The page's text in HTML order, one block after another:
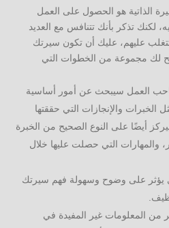
الذاتية هو الحصول على العمل
لكنك تذكر بأنك تتنافس مع العديد
عليهم، عليك أن تكون سيرتك
لك مجموعة من الخطوات التي
العمل سيبحث عن أمور أساسية
الخبرات والإنجازات التي حققتها
أيضًا على النوع الصحيح من الخبرة
والمهارات التي حصلت عليها خلال
يؤثر على وضوح وسهولة فهم سيرتك
من المعلومات غير المفيدة في